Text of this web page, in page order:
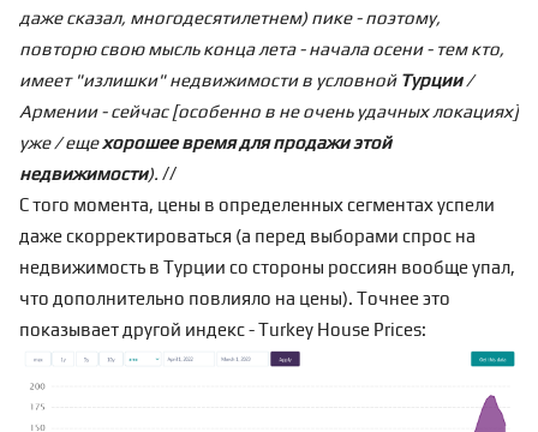
даже сказал, многодесятилетнем) пике - поэтому,
повторю свою мысль конца лета - начала осени - тем кто,
имеет "излишки" недвижимости в условной Турции/
Армении - сейчас [особенно в не очень удачных локациях]
уже / ещехорошее время для продажи этой
недвижимости). //
С того момента, цены в определенных сегментах успели
даже скорректироваться (а перед выборами спрос на
недвижимость в Турции со стороны россиян вообще упал,
что дополнительно повлияло на цены). Точнее это
показывает другой индекс - Turkey House Prices: